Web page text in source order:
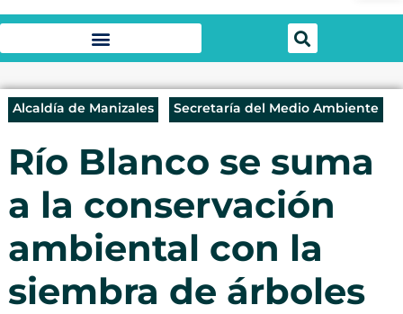
Alcaldía de Manizales Secretaría del Medio Ambiente
Río Blanco se suma
a la conservación
ambiental con la
siembra de árboles